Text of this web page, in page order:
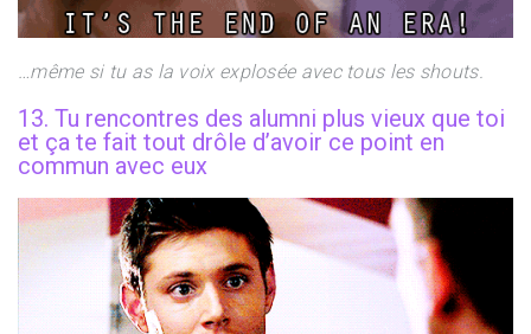
…même si tu as la voix explosée avec tous les shouts.
13. Tu rencontres des alumni plus vieux que toi
et ça te fait tout drôle d’avoir ce point en
commun avec eux